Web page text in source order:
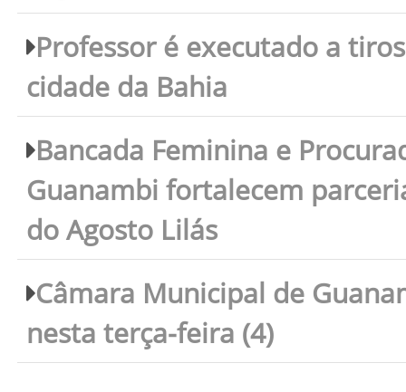
Professor é executado a
cidade da Bahia
Bancada Feminina e
Guanambi fortalecem
do Agosto Lilás
Câmara Municipal de
nesta terça-feira (4)